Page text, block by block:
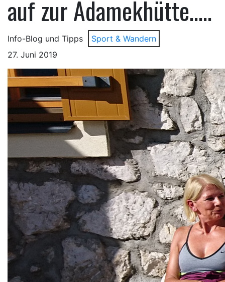
auf zur Adamekhütte.....
Info-Blog und Tipps
Sport & Wandern
27. Juni 2019